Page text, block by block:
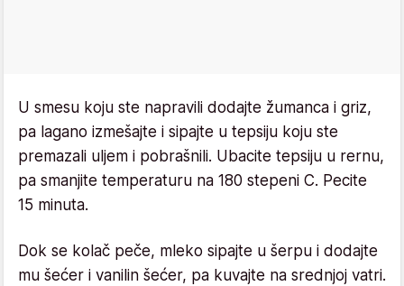
U smesu koju ste napravili dodajte žumanca i griz,
pa lagano izmešajte i sipajte u tepsiju koju ste
premazali uljem i pobrašnili. Ubacite tepsiju u rernu,
pa smanjite temperaturu na 180 stepeni C. Pecite
15 minuta.
Dok se kolač peče, mleko sipajte u šerpu i dodajte
mu šećer i vanilin šećer, pa kuvajte na srednjoj vatri.